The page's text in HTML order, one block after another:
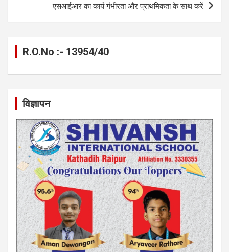
एसआईआर का कार्य गंभीरता और प्राथमिकता के साथ करें
R.O.No :- 13954/40
विज्ञापन